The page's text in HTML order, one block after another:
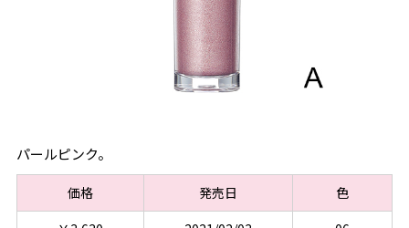
パールピンク。
価格 発売日
色